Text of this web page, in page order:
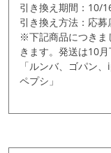
引き換え期間：10/
引き換え方法：応募
※下記商品につきま
きます。発送は10月
「ルンバ、ゴパン
ペプシ」